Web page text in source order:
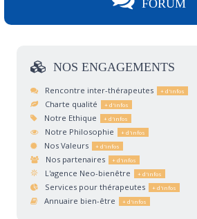
FORUM
NOS ENGAGEMENTS
Rencontre inter-thérapeutes
Charte qualité
Notre Ethique
Notre Philosophie
Nos Valeurs
Nos partenaires
L'agence Neo-bienêtre
Services pour thérapeutes
Annuaire bien-être